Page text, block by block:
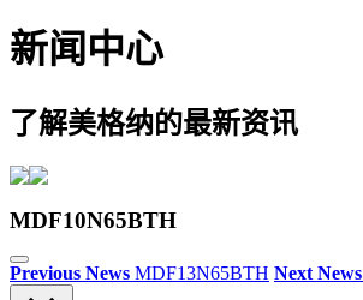
新闻中心
了解美格纳的最新资讯
MDF10N65BTH
Previous News MDF13N65BTH Next News